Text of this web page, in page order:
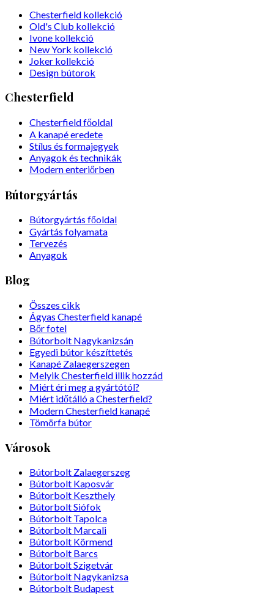
Chesterfield kollekció
Old's Club kollekció
Ivone kollekció
New York kollekció
Joker kollekció
Design bútorok
Chesterfield
Chesterfield főoldal
A kanapé eredete
Stílus és formajegyek
Anyagok és technikák
Modern enteriőrben
Bútorgyártás
Bútorgyártás főoldal
Gyártás folyamata
Tervezés
Anyagok
Blog
Összes cikk
Ágyas Chesterfield kanapé
Bőr fotel
Bútorbolt Nagykanizsán
Egyedi bútor készíttetés
Kanapé Zalaegerszegen
Melyik Chesterfield illik hozzád
Miért éri meg a gyártótól?
Miért időtálló a Chesterfield?
Modern Chesterfield kanapé
Tömörfa bútor
Városok
Bútorbolt Zalaegerszeg
Bútorbolt Kaposvár
Bútorbolt Keszthely
Bútorbolt Siófok
Bútorbolt Tapolca
Bútorbolt Marcali
Bútorbolt Körmend
Bútorbolt Barcs
Bútorbolt Szigetvár
Bútorbolt Nagykanizsa
Bútorbolt Budapest